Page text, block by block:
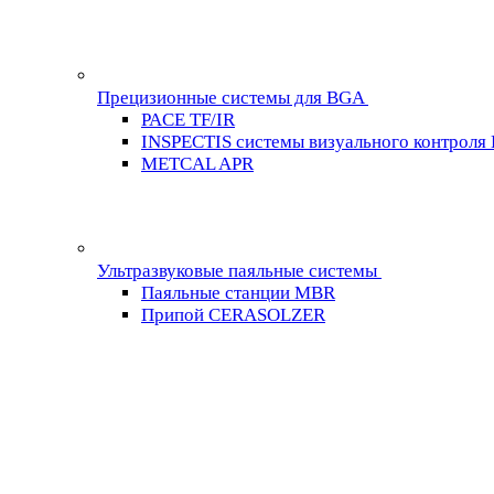
Прецизионные системы для BGA
PACE TF/IR
INSPECTIS системы визуального контроля
METCAL APR
Ультразвуковые паяльные системы
Паяльные станции MBR
Припой CERASOLZER